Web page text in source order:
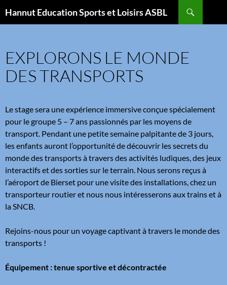
auHannut Education Sports et Loisirs ASBL
EXPLORONS LE MONDE
DES TRANSPORTS
Le stage sera une expérience immersive conçue spécialement
pour le groupe 5 – 7 ans passionnés par les moyens de
transport. Pendant une petite semaine palpitante de 3 jours,
les enfants auront l’opportunité de découvrir les secrets du
monde des transports à travers des activités ludiques, des jeux
interactifs et des sorties sur le terrain. Nous serons reçus à
l’aéroport de Bierset pour une visite des installations, chez un
transporteur routier et nous nous intéresserons aux trains et à
la SNCB.
Rejoins-nous pour un voyage captivant à travers le monde des
transports !
Équipement : tenue sportive et décontractée